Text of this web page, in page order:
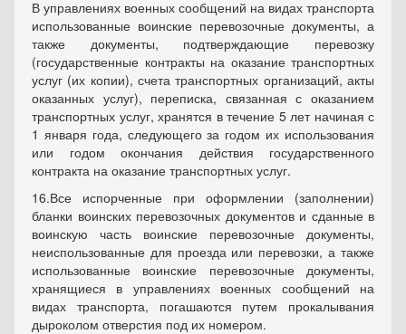
В управлениях военных сообщений на видах транспорта
использованные воинские перевозочные документы, а
также документы, подтверждающие перевозку
(государственные контракты на оказание транспортных
услуг (их копии), счета транспортных организаций, акты
оказанных услуг), переписка, связанная с оказанием
транспортных услуг, хранятся в течение 5 лет начиная с
1 января года, следующего за годом их использования
или годом окончания действия государственного
контракта на оказание транспортных услуг.
16.Все испорченные при оформлении (заполнении)
бланки воинских перевозочных документов и сданные в
воинскую часть воинские перевозочные документы,
неиспользованные для проезда или перевозки, а также
использованные воинские перевозочные документы,
хранящиеся в управлениях военных сообщений на
видах транспорта, погашаются путем прокалывания
дыроколом отверстия под их номером.